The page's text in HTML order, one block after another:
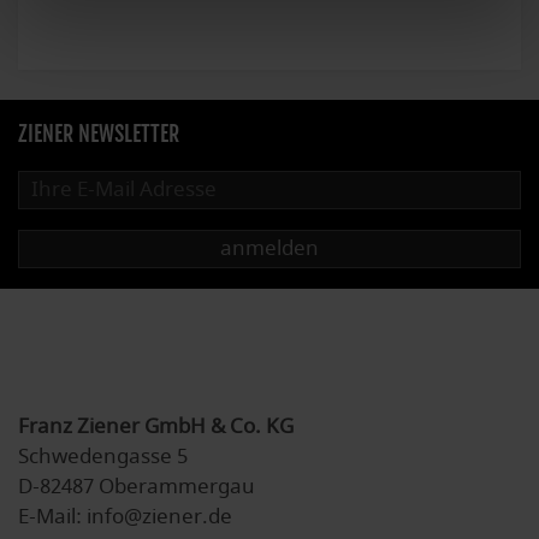
ZIENER NEWSLETTER
anmelden
Franz Ziener GmbH & Co. KG
Schwedengasse 5
D-82487 Oberammergau
E-Mail: info@ziener.de